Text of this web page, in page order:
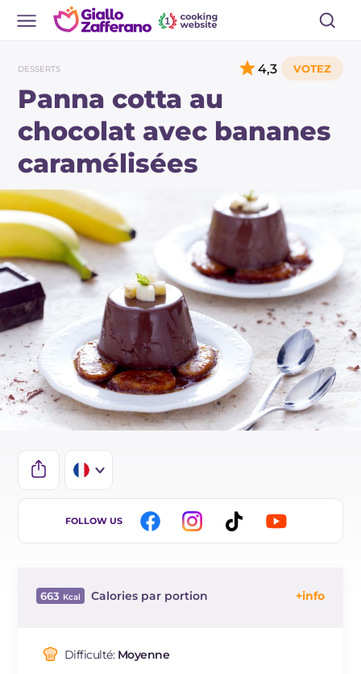
DESSERTS
Panna cotta au
chocolat avec bananes
caramélisées
4,3
IT
ES
NL
FOLLOW US
663 Calories par portion
Dont sucres
Difficulté: Moyenne